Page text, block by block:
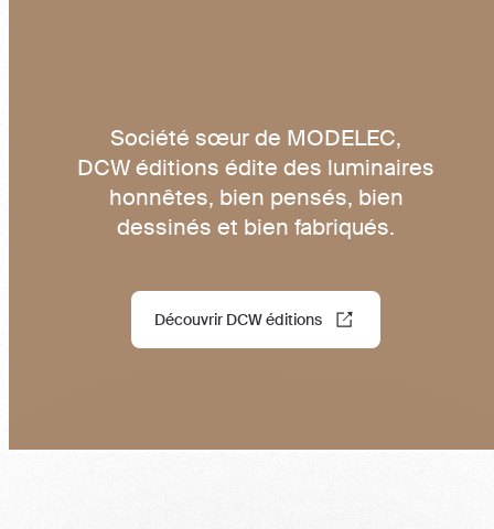
Société sœur de MODELEC,
DCW éditions édite des luminaires
honnêtes, bien pensés, bien
dessinés et bien fabriqués.
Découvrir DCW éditions